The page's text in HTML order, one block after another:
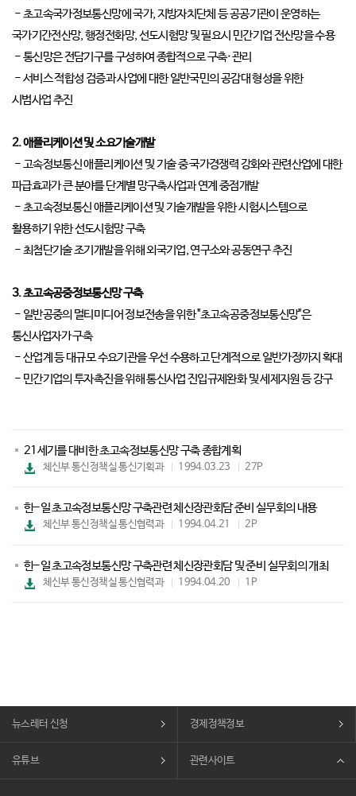
- 초고속국가정보통신망에 국가, 지방자치단체 등 공공기관이 운영하는
국가기간전산망, 행정전화망, 선도시험망 및 필요시 민간기업 전산망을 수용
- 통신망은 전담기구를 구성하여 종합적으로 구축·관리
- 서비스 적합성 검증과 사업에 대한 일반국민의 공감대 형성을 위한
시범사업 추진
2. 애플리케이션 및 소요기술개발
- 고속정보통신 애플리케이션 및 기술 중 국가경쟁력 강화와 관련산업에 대한
파급효과가 큰 분야를 단계별 망구축사업과 연계 중점개발
- 초고속정보통신 애플리케이션 및 기술개발을 위한 시험시스템으로
활용하기 위한 선도시험망 구축
- 최첨단기술 조기개발을 위해 외국기업, 연구소와 공동연구 추진
3. 초고속공중정보통신망 구축
- 일반공중의 멀티미디어 정보전송을 위한 "초고속공중정보통신망"은
통신사업자가 구축
- 산업계 등 대규모 수요기관을 우선 수용하고 단계적으로 일반가정까지 확대
- 민간기업의 투자촉진을 위해 통신사업 진입규제완화 및 세제지원 등 강구
21세기를 대비한 초고속정보통신망 구축 종합계획
파
운
로
드
체신부 통신정책실 통신기획과 1994.03.23 27P
한-일 초고속정보통신망 구축관련 체신장관회담 준비 실무회의 내용
파
운
로
드
체신부 통신정책실 통신협력과 1994.04.21 2P
한-일 초고속정보통신망 구축관련 체신장관회담 및 준비 실무회의 개최
파
일
체신부 통신정책실 통신협력과 1994.04.20 1P
뉴스레터 신청 경제정책정보
유튜브 관련사이트